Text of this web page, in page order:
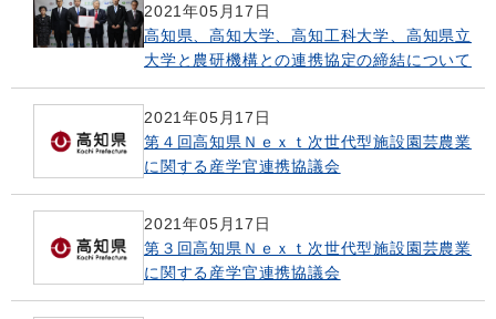
2021年05月17日
高知県、高知大学、高知工科大学、高知県立
大学と農研機構との連携協定の締結について
2021年05月17日
第４回高知県Ｎｅｘｔ次世代型施設園芸農業
に関する産学官連携協議会
2021年05月17日
第３回高知県Ｎｅｘｔ次世代型施設園芸農業
に関する産学官連携協議会